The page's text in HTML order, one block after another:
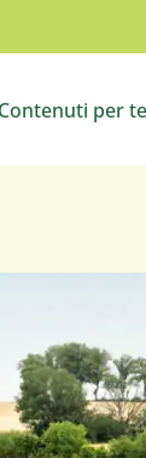
Apri il
Contenuti per te